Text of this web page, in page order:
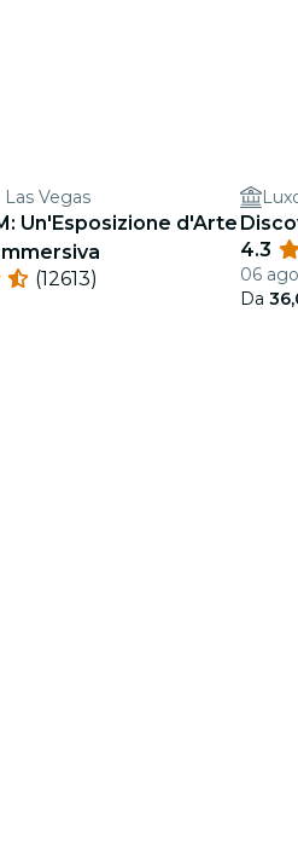
Vegas
Un'Esposizione d'Arte
(12613)
4.3
06
Da